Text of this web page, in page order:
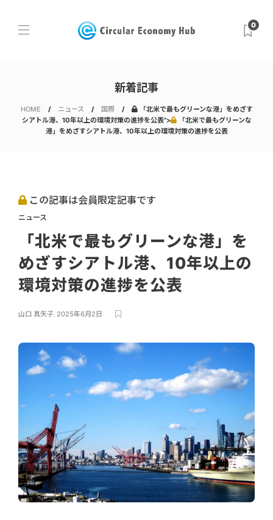
0
新着記事
HOME ニュース 国際
「北米で最もグリーンな港」をめざす
シアトル港、10年以上の環境対策の進捗を公表">
「北米で最もグリーンな
港」をめざすシアトル港、10年以上の環境対策の進捗を公表
この記事は会員限定記事です
ニュース
「北米で最もグリーンな港」を
めざすシアトル港、10年以上の
環境対策の進捗を公表
山口 真矢子, 2025年6月2日